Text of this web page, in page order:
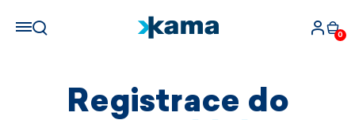
0
Registrace do